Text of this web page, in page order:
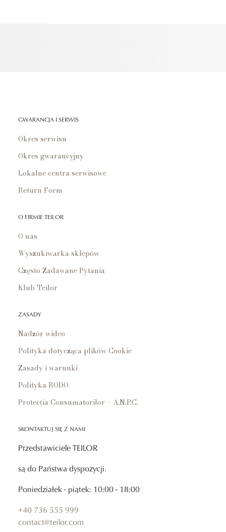
GWARANCJA I SERWIS
Okres serwisu
Okres gwarancyjny
Lokalne centra serwisowe
Return Form
O FIRMIE TEILOR
O nas
Wyszukiwarka sklepów
Często Zadawane Pytania
Klub Teilor
ZASADY
Nadzór wideo
Polityka dotycząca plików Cookie
Zasady i warunki
Polityka RODO
Protecția Consumatorilor – A.N.P.C.
SKONTAKTUJ SIĘ Z NAMI
Przedstawiciele TEILOR
są do Państwa dyspozycji.
Poniedziałek - piątek: 10:00 - 18:00
+40 736 555 999
contact@teilor.com